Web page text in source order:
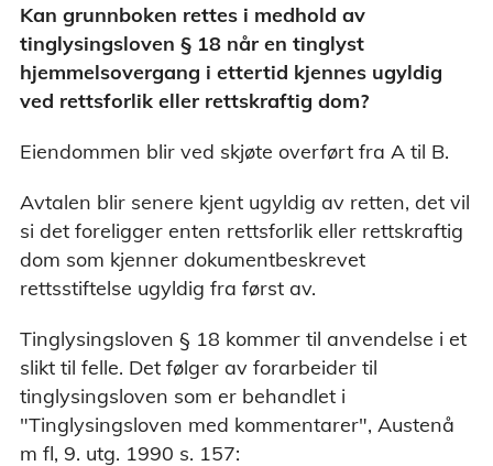
Kan grunnboken rettes i medhold av
tinglysingsloven § 18 når en tinglyst
hjemmelsovergang i ettertid kjennes ugyldig
ved rettsforlik eller rettskraftig dom?
Eiendommen blir ved skjøte overført fra A til B.
Avtalen blir senere kjent ugyldig av retten, det vil
si det foreligger enten rettsforlik eller rettskraftig
dom som kjenner dokumentbeskrevet
rettsstiftelse ugyldig fra først av.
Tinglysingsloven § 18 kommer til anvendelse i et
slikt til felle. Det følger av forarbeider til
tinglysingsloven som er behandlet i
"Tinglysingsloven med kommentarer", Austenå
m fl, 9. utg. 1990 s. 157: